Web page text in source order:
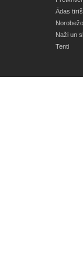
Ādas
Naži un
Tenti